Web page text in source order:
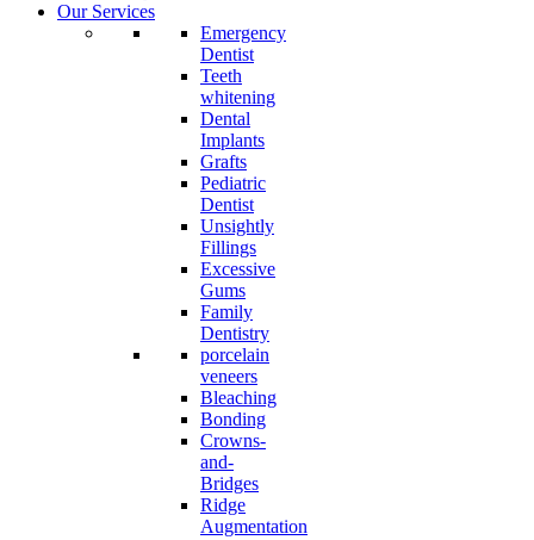
Our Services
Emergency
Dentist
Teeth
whitening
Dental
Implants
Grafts
Pediatric
Dentist
Unsightly
Fillings
Excessive
Gums
Family
Dentistry
porcelain
veneers
Bleaching
Bonding
Crowns-
and-
Bridges
Ridge
Augmentation